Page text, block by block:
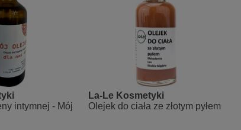
intymnej - Mój
La-Le Kosmetyki
Olejek do ciała ze złotym pyłem